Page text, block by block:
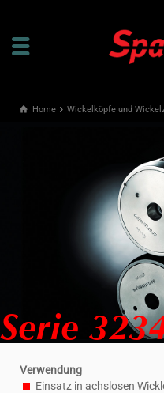
Home Wickelköpfe und
Serie
Verwendung
Einsatz in achslosen